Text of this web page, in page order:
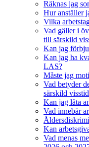
Räknas jag
Hur anställer
Vilka
Vad gäller i
till särskild
Kan jag
Kan jag ha
LAS?
Måste jag
Vad betyder
särskild
Kan jag låta
Vad innebär
Kan
Vad menas